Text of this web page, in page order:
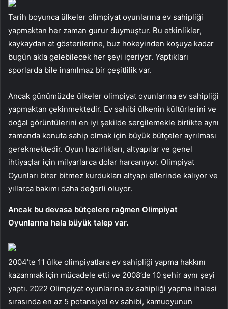
Tarih boyunca ülkeler olimpiyat oyunlarına ev sahipliği
yapmaktan her zaman gurur duymuştur. Bu etkinlikler,
kaykaydan at gösterilerine, buz hokeyinden koşuya kadar
bugün akla gelebilecek her şeyi içeriyor. Yaptıkları
sporlarda bile inanılmaz bir çeşitlilik var.
Ancak günümüzde ülkeler olimpiyat oyunlarına ev sahipliği
yapmaktan çekinmektedir. Ev sahibi ülkenin kültürlerini ve
doğal görüntülerini en iyi şekilde sergilemekle birlikte aynı
zamanda konuta sahip olmak için büyük bütçeler ayrılması
gerekmektedir. Oyun hazırlıkları, altyapılar ve genel
ihtiyaçlar için milyarlarca dolar harcanıyor. Olimpiyat
Oyunları biter bitmez kurdukları altyapı ellerinde kalıyor ve
yıllarca bakımı daha değerli oluyor.
Ancak bu devasa bütçelere rağmen Olimpiyat
Oyunlarına hala büyük talep var.
2004’te 11 ülke olimpiyatlara ev sahipliği yapma hakkını
kazanmak için mücadele etti ve 2008’de 10 şehir aynı şeyi
yaptı. 2022 Olimpiyat oyunlarına ev sahipliği yapma ihalesi
sırasında en az 5 potansiyel ev sahibi, kamuoyunun